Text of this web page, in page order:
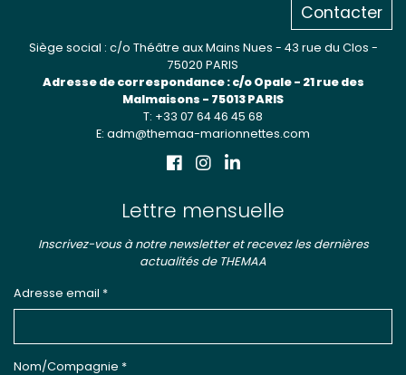
Contacter
Siège social : c/o Théâtre aux Mains Nues - 43 rue du Clos -
75020 PARIS
Adresse de correspondance : c/o Opale - 21 rue des
Malmaisons - 75013 PARIS
T: +33 07 64 46 45 68
E: adm@themaa-marionnettes.com
Lettre mensuelle
Inscrivez-vous à notre newsletter et recevez les dernières
actualités de THEMAA
Adresse email *
Nom/Compagnie *